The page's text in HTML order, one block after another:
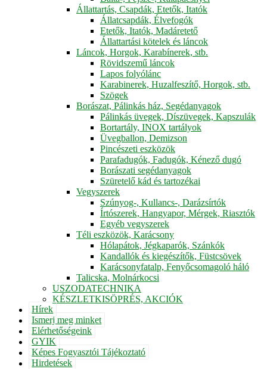
Állattartás, Csapdák, Etetők, Itatók
Állatcsapdák, Élvefogók
Etetők, Itatók, Madáretető
Állattartási kötelek és láncok
Láncok, Horgok, Karabínerek, stb.
Rövidszemű láncok
Lapos folyólánc
Karabinerek, Huzalfeszítő, Horgok, stb.
Szögek
Borászat, Pálinkás ház, Segédanyagok
Pálinkás üvegek, Díszüvegek, Kapszulák
Bortartály, INOX tartályok
Üvegballon, Demizson
Pincészeti eszközök
Parafadugók, Fadugók, Kénező dugó
Borászati segédanyagok
Szüretelő kád és tartozékai
Vegyszerek
Szúnyog-, Kullancs-, Darázsírtók
Írtószerek, Hangyapor, Mérgek, Riasztók
Egyéb vegyszerek
Téli eszközök, Karácsony
Hólapátok, Jégkaparók, Szánkók
Kandallók és kiegészítők, Füstcsövek
Karácsonyfatalp, Fenyőcsomagoló háló
Talicska, Molnárkocsi
USZODATECHNIKA
KÉSZLETKISÖPRÉS, AKCIÓK
Hírek
Ismerj meg minket
Elérhetőségeink
GYIK
Képes Fogyasztói Tájékoztató
Hirdetések